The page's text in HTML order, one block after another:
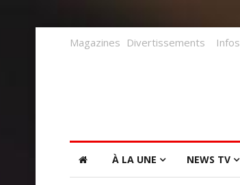
Magazines Divertissements Infos
À LA UNE NEWS TV